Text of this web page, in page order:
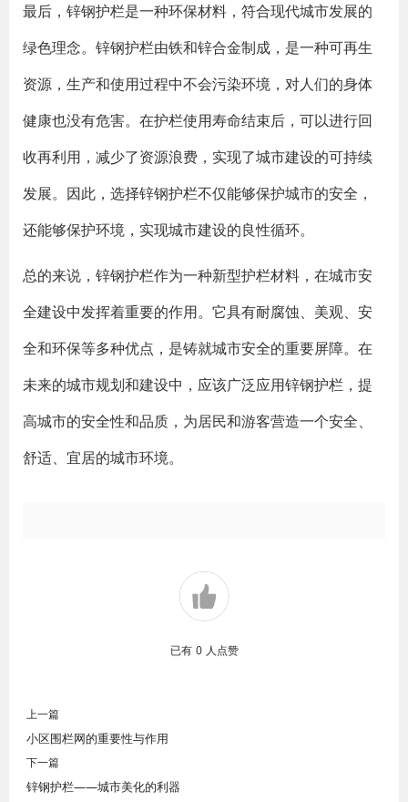
最后，锌钢护栏是一种环保材料，符合现代城市发展的
绿色理念。锌钢护栏由铁和锌合金制成，是一种可再生
资源，生产和使用过程中不会污染环境，对人们的身体
健康也没有危害。在护栏使用寿命结束后，可以进行回
收再利用，减少了资源浪费，实现了城市建设的可持续
发展。因此，选择锌钢护栏不仅能够保护城市的安全，
还能够保护环境，实现城市建设的良性循环。
总的来说，锌钢护栏作为一种新型护栏材料，在城市安
全建设中发挥着重要的作用。它具有耐腐蚀、美观、安
全和环保等多种优点，是铸就城市安全的重要屏障。在
未来的城市规划和建设中，应该广泛应用锌钢护栏，提
高城市的安全性和品质，为居民和游客营造一个安全、
舒适、宜居的城市环境。
已有 0 人点赞
上一篇
小区围栏网的重要性与作用
下一篇
锌钢护栏——城市美化的利器